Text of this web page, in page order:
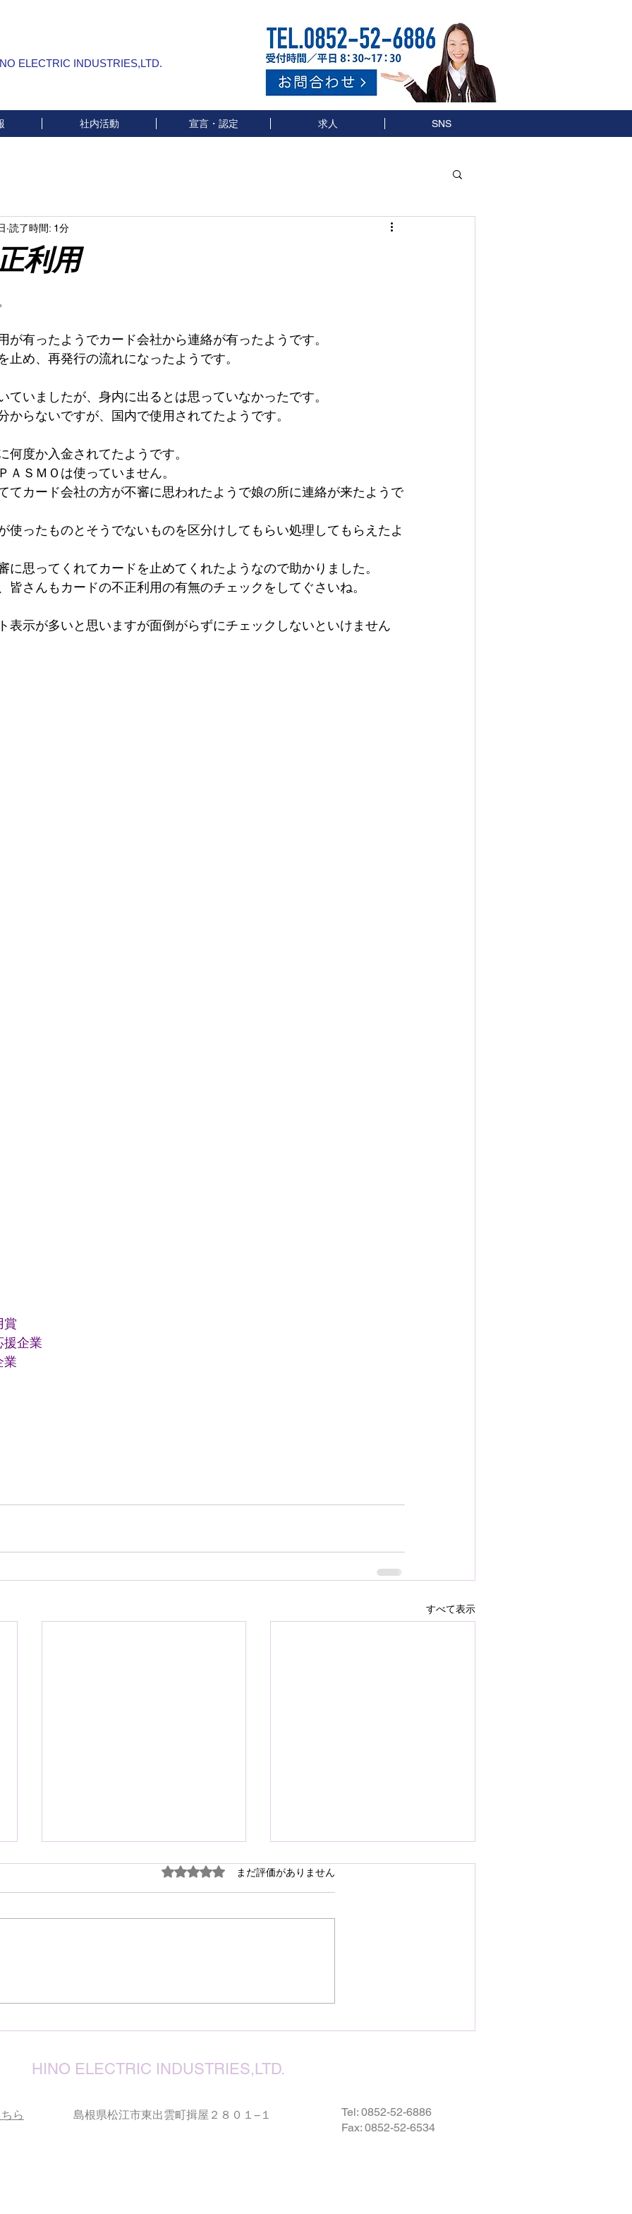
ELECTRIC INDUSTRIES,LTD.
社内活動 宣言・認定 求人 SNS
用
読了時間: 1分
が有ったようでカード会社から連絡が有ったようです。
止め、再発行の流れになったようです。
ていましたが、身内に出るとは思っていなかったです。
からないですが、国内で使用されてたようです。
何度か入金されてたようです。
ＡＳＭＯは使っていません。
てカード会社の方が不審に思われたようで娘の所に連絡が来たようで
使ったものとそうでないものを区分けしてもらい処理してもらえたよ
に思ってくれてカードを止めてくれたようなので助かりました。
皆さんもカードの不正利用の有無のチェックをしてぐさいね。
表示が多いと思いますが面倒がらずにチェックしないといけません
賞
援企業
業
すべて表示
謹んで熊本県の地震災害のお
確保されますとともに、速やかに
5つ星のうち0と評価されています。
まだ評価がありません
HINO ELECTRIC INDUSTRIES,LTD.
ら 島根県松江市東出雲町揖屋２８０１−１ Tel: 0852-52-6886
Fax: 0852-52-6534